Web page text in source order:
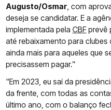
Augusto/Osmar , com
deseja se candidatar. E a
implementada pela CBF prevê
até rebaixamento para
ainda mais para aqueles que
precisassem pagar."
"Em 2023, eu saí da
da frente, com todas as
último ano, com o balanço